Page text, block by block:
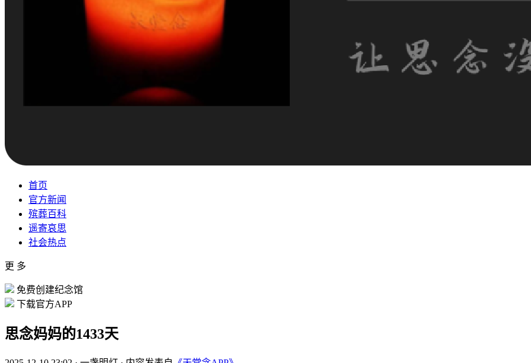
首页
官方新闻
殡葬百科
遥寄哀思
社会热点
更 多
免费创建纪念馆
下载官方APP
思念妈妈的1433天